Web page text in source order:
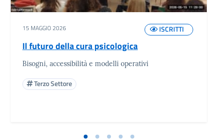
ISCRITTI
15 MAGGIO 2026
Il futuro della cura psicologica
Bisogni, accessibilità e modelli operativi
Terzo Settore